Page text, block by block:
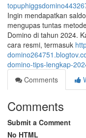
Ingin mendapatkan
mengupas tuntas
Domino di tahun 2024.
cara resmi, termasuk
domino-tips-lengkap-
Comments
Comments
Submit a Comment
No HTML